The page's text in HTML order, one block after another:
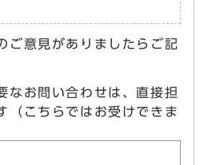
ご意見がありましたらご記
なお問い合わせは、直接担
（こちらではお受けできま